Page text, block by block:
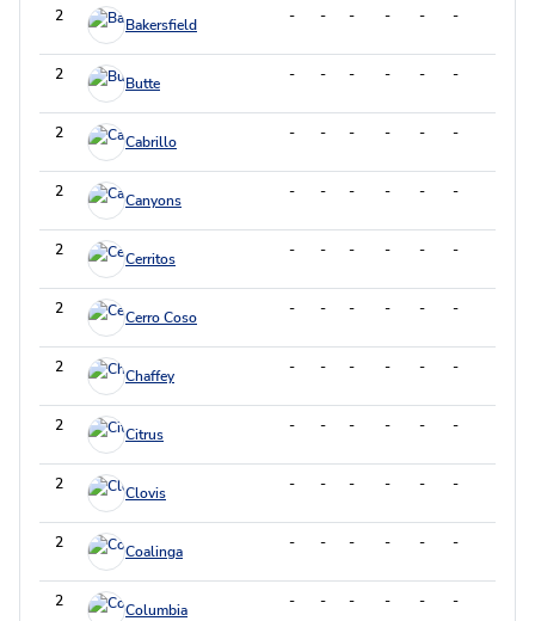
2 Bakersfield - - - - - -
2 Butte - - - - - -
2 Cabrillo - - - - - -
2 Canyons - - - - - -
2 Cerritos - - - - - -
2 Cerro Coso - - - - - -
2 Chaffey - - - - - -
2 Citrus - - - - - -
2 Clovis - - - - - -
2 Coalinga - - - - - -
2 Columbia - - - - - -